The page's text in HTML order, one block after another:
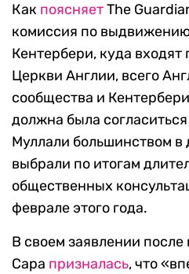
Как поясняетThe
комиссия по
Кентербери, куда входят
Церкви Англии, всего
сообщества и
должна была
Муллали большинством в
выбрали по итогам
общественных
феврале этого года.
В своем заявлении
Сара призналась, что